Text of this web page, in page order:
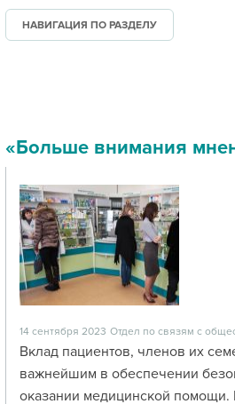
ПАЦИЕНТУ
НАВИГАЦИЯ ПО РАЗДЕЛУ
«Больше внимания
14 сентября 2023 Отдел по связям с
Вклад пациентов, членов их
важнейшим в обеспечении
оказании медицинской помощи.